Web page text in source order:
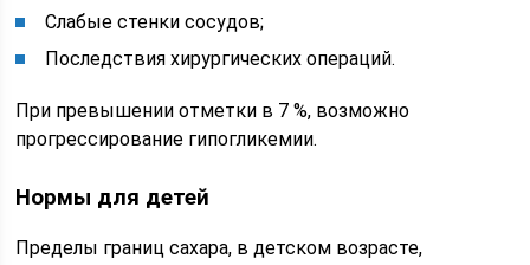
Слабые стенки сосудов;
Последствия хирургических операций.
При превышении отметки в 7 %, возможно
прогрессирование гипогликемии.
Нормы для детей
Пределы границ сахара, в детском возрасте,